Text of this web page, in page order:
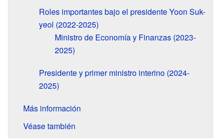
Roles importantes bajo el presidente Yoon Suk-
yeol (2022-2025)
Ministro de Economía y Finanzas (2023-
2025)
Presidente y primer ministro interino (2024-
2025)
Más información
Véase también